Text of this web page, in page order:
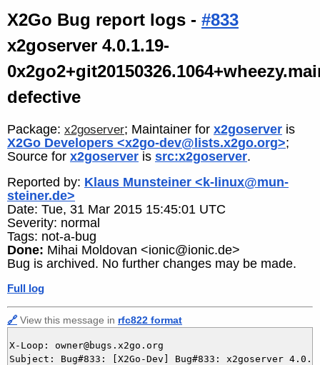
X2Go Bug report logs - #833
x2goserver 4.0.1.19-
defective
Package: x2goserver; Maintainer for x2goserver is
X2Go Developers <x2go-dev@lists.x2go.org>;
Source for x2goserver is src:x2goserver.
Reported by: Klaus Munsteiner <k-linux@mun-
steiner.de>
Date: Tue, 31 Mar 2015 15:45:01 UTC
Severity: normal
Tags: not-a-bug
Done: Mihai Moldovan <ionic@ionic.de>
Bug is archived. No further changes may be made.
Full log
🔗 View this message in rfc822 format
X-Loop: owner@bugs.x2go.org
Subject: Bug#833: [X2Go-Dev] Bug#833: x2goserver